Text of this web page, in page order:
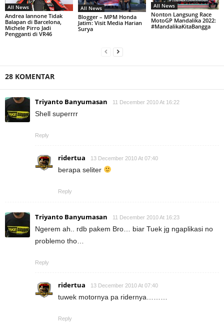
All News
Andrea Iannone Tidak
Balapan di Barcelona,
Michele Pirro Jadi
Pengganti di VR46
All News
Blogger – MPM Honda
Jatim: Visit Media Harian
Surya
All News
Nonton Langsung Race
MotoGP Mandalika 2022:
#MandalikaKitaBangga
28 KOMENTAR
Triyanto Banyumasan 11 December 2010 At 16:22
Shell superrrr
Reply
ridertua 13 December 2010 At 07:40
berapa seliter
Reply
Triyanto Banyumasan 11 December 2010 At 16:23
Ngerem ah.. rdb pakem Bro… biar Tuek jg ngaplikasi no
problemo tho…
Reply
ridertua 13 December 2010 At 07:40
tuwek motornya pa ridernya………
Reply